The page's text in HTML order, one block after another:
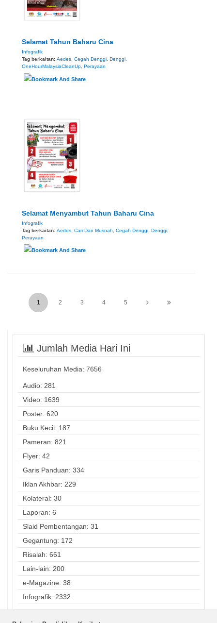
Selamat Tahun Baharu Cina
Infografik
Tag berkaitan: Aedes, Cegah Denggi, Denggi,
OneHourMalaysiaCleanUp, Perayaan
Selamat Menyambut Tahun Baharu Cina
Infografik
Tag berkaitan: Aedes, Cari Dan Musnah, Cegah Denggi, Denggi,
Perayaan
1 2 3 4 5
Jumlah Media Hari Ini
Keseluruhan Media: 7656
Audio: 281
Video: 1639
Poster: 620
Buku Kecil: 187
Pameran: 821
Flyer: 42
Garis Panduan: 334
Iklan Akhbar: 229
Kolateral: 30
Laporan: 6
Slaid Pembentangan: 31
Gegantung: 172
Risalah: 661
Lain-lain: 200
e-Magazine: 38
Infografik: 2332